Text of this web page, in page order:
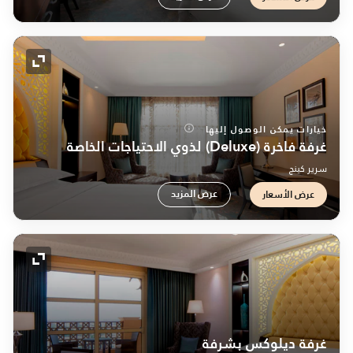
رمز
خيارات يمكن الوصول إليها
غرفة فاخرة (Deluxe) لذوي الاحتياجات الخاصة
سرير كينج
عرض الأسعار عرض المزيد
رمز
غرفة ديلوكس بشرفة